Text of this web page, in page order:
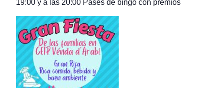
19:00 y a las 20:00 Pases de bingo con premios